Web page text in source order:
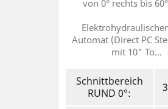
von 0° rechts bis
Automat (Direct PC
mit 10" To...
Schnittbereich
RUND 0°: